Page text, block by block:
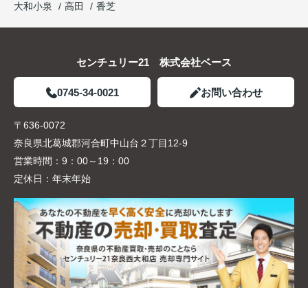
大和小泉
高田 香芝
センチュリー21 株式会社ベース
0745-34-0021 お問い合わせ
〒636-0072
奈良県北葛城郡河合町中山台２丁目12-9
営業時間： 9：00～19：00
定休日： 年末年始